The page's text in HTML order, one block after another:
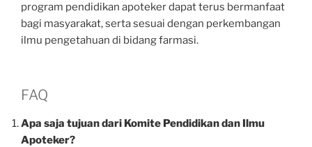
program pendidikan apoteker dapat terus bermanfaat
bagi masyarakat, serta sesuai dengan perkembangan
ilmu pengetahuan di bidang farmasi.
FAQ
Apa saja tujuan dari Komite Pendidikan dan Ilmu
Apoteker?